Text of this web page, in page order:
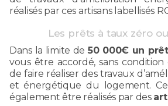
réalisés par ces artisans labellisés
Les prêts à taux zéro
Dans la limite de 50 000€ un
vous être accordé, sans condition
de faire réaliser des travaux
et énergétique du logement.
également être réalisés par des